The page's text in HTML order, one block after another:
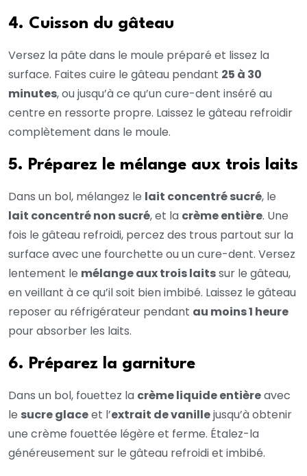
4. Cuisson du gâteau
Versez la pâte dans le moule préparé et lissez la
surface. Faites cuire le gâteau pendant 25 à 30
minutes, ou jusqu’à ce qu’un cure-dent inséré au
centre en ressorte propre. Laissez le gâteau refroidir
complètement dans le moule.
5. Préparez le mélange aux trois laits
Dans un bol, mélangez le lait concentré sucré, le
lait concentré non sucré, et la crème entière. Une
fois le gâteau refroidi, percez des trous partout sur la
surface avec une fourchette ou un cure-dent. Versez
lentement le mélange aux trois laitssur le gâteau,
en veillant à ce qu’il soit bien imbibé. Laissez le gâteau
reposer au réfrigérateur pendant au moins 1 heure
pour absorber les laits.
6. Préparez la garniture
Dans un bol, fouettez la crème liquide entièreavec
le sucre glaceet l’extrait de vanillejusqu’à obtenir
une crème fouettée légère et ferme. Étalez-la
généreusement sur le gâteau refroidi et imbibé.